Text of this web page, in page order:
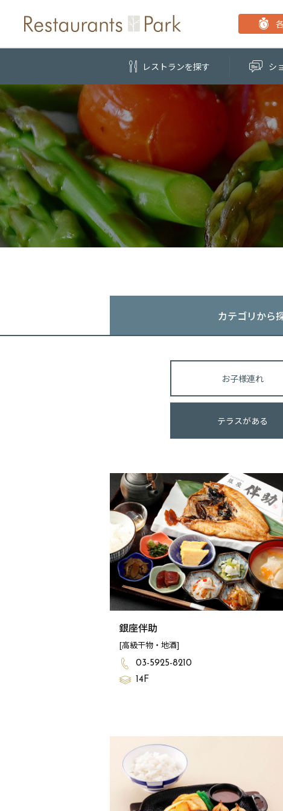
レストランを探す シ
カテゴリから
お子様連れ
テラスがある
銀座伴助
[高級干物・地酒]
03-5925-8210
14F